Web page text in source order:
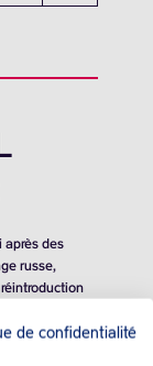
après des
russe,
de confidentialité